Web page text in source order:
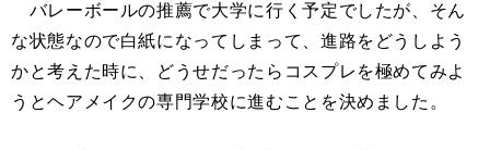
バレーボールの推薦で大学に行く予定でしたが、そん
な状態なので白紙になってしまって、進路をどうしよう
かと考えた時に、どうせだったらコスプレを極めてみよ
うとヘアメイクの専門学校に進むことを決めました。